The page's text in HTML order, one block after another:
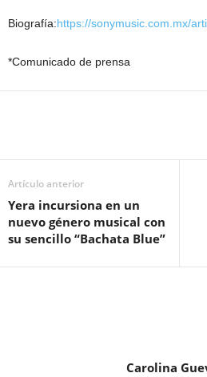
Biografía:https://sonymusic.com.mx/
*Comunicado de prensa
Artículo anterior
Yera incursiona en un
nuevo género musical con
su sencillo “Bachata Blue”
Carolina